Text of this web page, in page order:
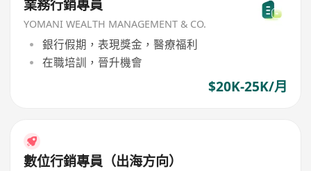
業務行銷專員
YOMANI WEALTH MANAGEMENT & CO.
銀行假期，表現獎金，醫療福利
在職培訓，晉升機會
$20K-25K/月
數位行銷專員（出海方向）